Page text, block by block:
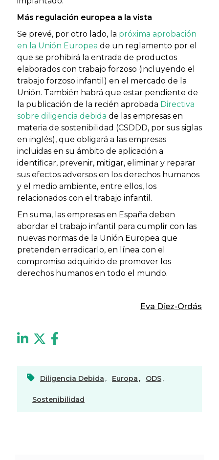
Más regulación europea a la vista
Se prevé, por otro lado, la próxima aprobación
en la Unión Europea de un reglamento por el
que se prohibirá la entrada de productos
elaborados con trabajo forzoso (incluyendo el
trabajo forzoso infantil) en el mercado de la
Unión. También habrá que estar pendiente de
la publicación de la recién aprobada Directiva
sobre diligencia debida de las empresas en
materia de sostenibilidad (CSDDD, por sus siglas
en inglés), que obligará a las empresas
incluidas en su ámbito de aplicación a
identificar, prevenir, mitigar, eliminar y reparar
sus efectos adversos en los derechos humanos
y el medio ambiente, entre ellos, los
relacionados con el trabajo infantil.
En suma, las empresas en España deben
abordar el trabajo infantil para cumplir con las
nuevas normas de la Unión Europea que
pretenden erradicarlo, en línea con el
compromiso adquirido de promover los
derechos humanos en todo el mundo.
Eva Díez-Ordás
Diligencia Debida , Europa , ODS,
Sostenibilidad